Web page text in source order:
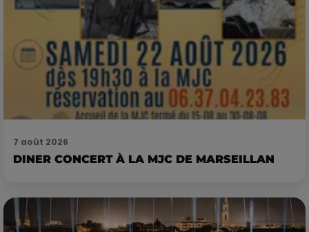
7 août 2026
DINER CONCERT À LA MJC DE MARSEILLAN